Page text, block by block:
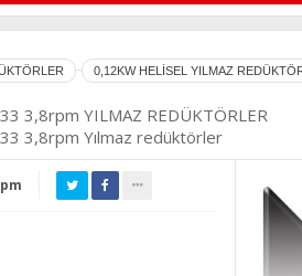
0,12KW HELİSEL YILMAZ
3,8rpm YILMAZ REDÜKTÖRLER
3,8rpm Yılmaz redüktörler